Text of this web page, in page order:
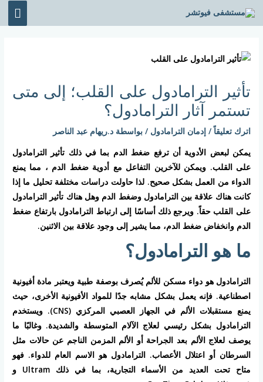
تخطي
إلى
تأثير الترامادول على القلب؛ إلى متى
تستمر آثار الترامادول؟
اترك تعليقاً /إدمان الترامادول / بواسطة د.ريهام عبد الناصر
يمكن لبعض الأدوية أن ترفع ضغط الدم بما في ذلك تأثير الترامادول
على القلب. ويمكن للآخرين التفاعل مع أدوية ضغط الدم ، مما يمنع
الدواء من العمل بشكل صحيح. لذا حاولت دراسات مختلفة تحليل ما إذا
كانت هناك علاقة بين الترامادول وضغط الدم وهل هناك تأثير الترامادول
على القلب حقاً. ويرجع ذلك أساسًا إلى ارتباط الترامادول بارتفاع ضغط
الدم وانخفاض ضغط الدم، مما يشير إلى وجود علاقة بين الاثنين.
ما هو الترامادول؟
الترامادول هو دواء مسكن للألم يُصرف بوصفة طبية ويعتبر مادة أفيونية
اصطناعية. فإنه يعمل بشكل مشابه جدًا للمواد الأفيونية الأخرى، حيث
يمنع مستقبلات الألم في الجهاز العصبي المركزي (CNS). ويستخدم
الترامادول بشكل رئيسي لعلاج الآلام المتوسطة والشديدة. وغالبًا ما
يوصف لعلاج الألم بعد الجراحة أو الألم المزمن الناجم عن حالات مثل
السرطان أو اعتلال الأعصاب. الترامادول هو الاسم العام للدواء. فهو
متاح تحت العديد من الأسماء التجارية، بما في ذلك Ultram و
navigation